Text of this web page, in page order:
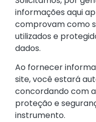
informações aqui
comprovam como
utilizados e
dados.
Ao fornecer
site, você estará
concordando com
proteção e
instrumento.